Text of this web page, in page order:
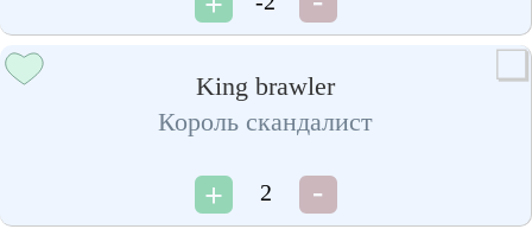
King brawler
Король скандалист
2